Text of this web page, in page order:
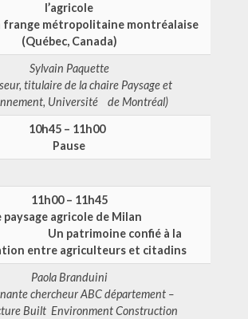
l’agricole
frange métropolitaine montréalaise
(Québec, Canada)
Sylvain Paquette
titulaire de la chaire Paysage et
Université de Montréal)
10h45 – 11h00
Pause
11h00 – 11h45
paysage agricole de Milan
confié à la
entre agriculteurs et citadins
Paola Branduini
chercheur ABC département –
Built EnvironmentConstruction